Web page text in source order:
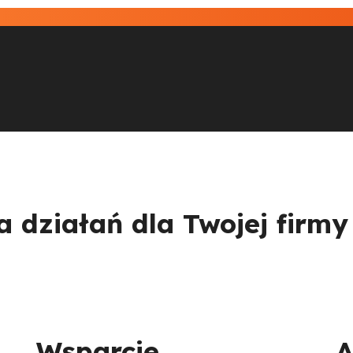
działań dla Twojej firmy